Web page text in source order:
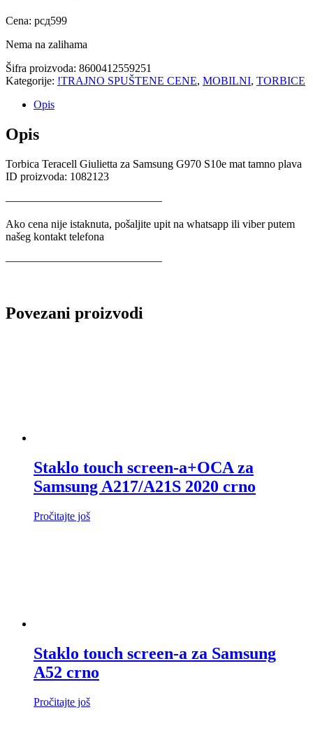
Cena: рсд599
Nema na zalihama
Šifra proizvoda: 8600412559251
Kategorije: !TRAJNO SPUŠTENE CENE, MOBILNI, TORBICE
Opis
Opis
Torbica Teracell Giulietta za Samsung G970 S10e mat tamno plava
ID proizvoda: 1082123
——————————————
Ako cena nije istaknuta, pošaljite upit na whatsapp ili viber putem
našeg kontakt telefona
——————————————
Povezani proizvodi
Staklo touch screen-a+OCA za
Samsung A217/A21S 2020 crno
Pročitajte još
Staklo touch screen-a za Samsung
A52 crno
Pročitajte još